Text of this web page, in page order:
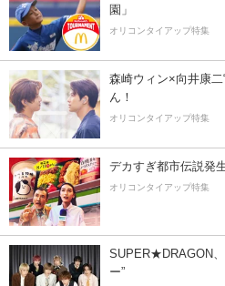
園」
オリコンタイアップ特集
森崎ウィン×向井康二
ん！
オリコンタイアップ特集
デカすぎ都市伝説発
オリコンタイアップ特集
SUPER★DRAGON、
ー”